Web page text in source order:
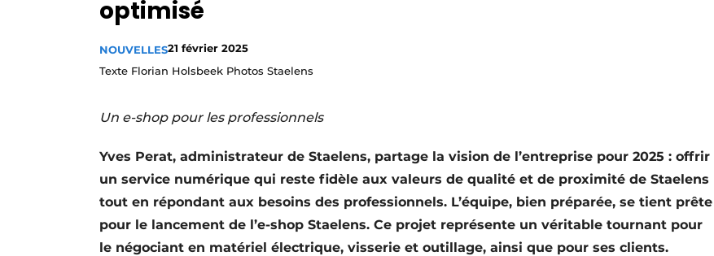
Termes et conditions
Video’s
optimisé
NOUVELLES21 février 2025
Texte Florian Holsbeek Photos Staelens
Un e-shop pour les professionnels
Yves Perat, administrateur de Staelens, partage la vision de l’entreprise pour 2025 : offrir
un service numérique qui reste fidèle aux valeurs de qualité et de proximité de Staelens
tout en répondant aux besoins des professionnels. L’équipe, bien préparée, se tient prête
pour le lancement de l’e-shop Staelens. Ce projet représente un véritable tournant pour
le négociant en matériel électrique, visserie et outillage, ainsi que pour ses clients.